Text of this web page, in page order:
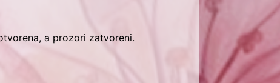
a prozori zatvoreni.